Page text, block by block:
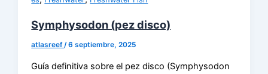
Symphysodon (pez disco)
atlasreef/6 septiembre, 2025
Guía definitiva sobre el pez disco (Symphysodon